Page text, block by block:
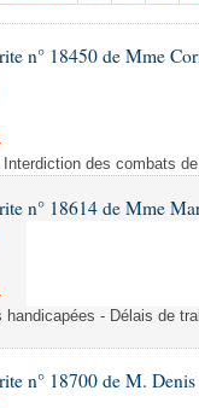
n° 18450 de Mme
des combats
n° 18614 de Mme
handicapées - Délais de
n° 18700 de M.